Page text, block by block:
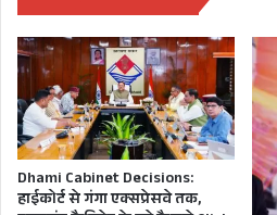
pic.twitter.com/
— TOLOnews
7, 2021
बना
वैकल्पिक
रोड
भी
बहा
पदों
पर
आवेदन
मांगने
का
कर
रही
प्रपंच,
बेरोज़गारों
Dhami Cabinet Decisions:
हाईकोर्ट से गंगा एक्सप्रेसवे तक,